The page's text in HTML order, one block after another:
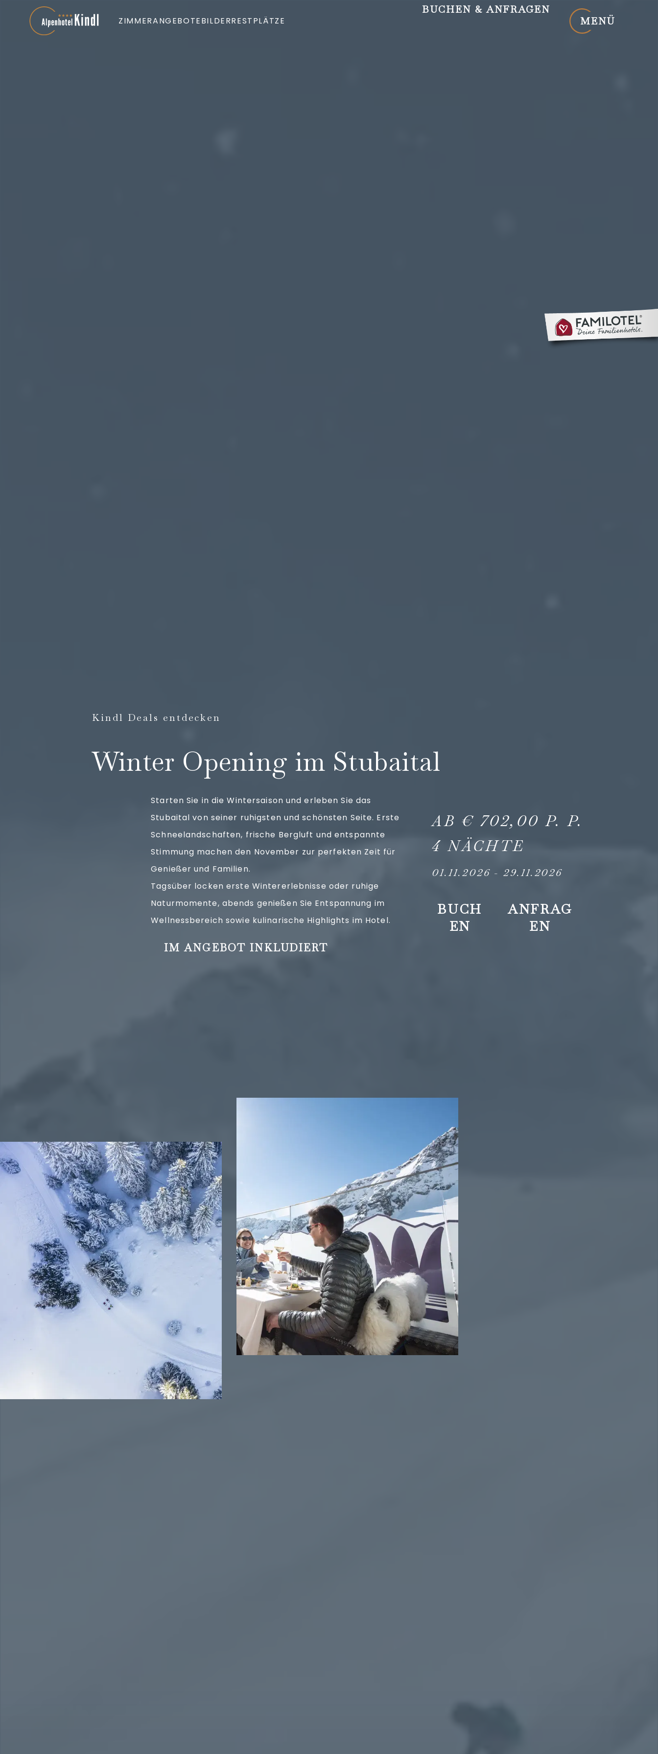
ZIMMERANGEBOTEBILDERRESTPLÄTZE
BUCHEN & ANFRAGEN
MENÜ
Kindl Deals entdecken
Winter Opening im Stubaital
Starten Sie in die Wintersaison und erleben Sie das
Stubaital von seiner ruhigsten und schönsten Seite. Erste
Schneelandschaften, frische Bergluft und entspannte
Stimmung machen den November zur perfekten Zeit für
Genießer und Familien.
Tagsüber locken erste Wintererlebnisse oder ruhige
Naturmomente, abends genießen Sie Entspannung im
Wellnessbereich sowie kulinarische Highlights im Hotel.
IM ANGEBOT INKLUDIERT
AB€ 702,00 P. P.
4 NÄCHTE
01.11.2026 -29.11.2026
BUCH
EN
ANFRAG
EN